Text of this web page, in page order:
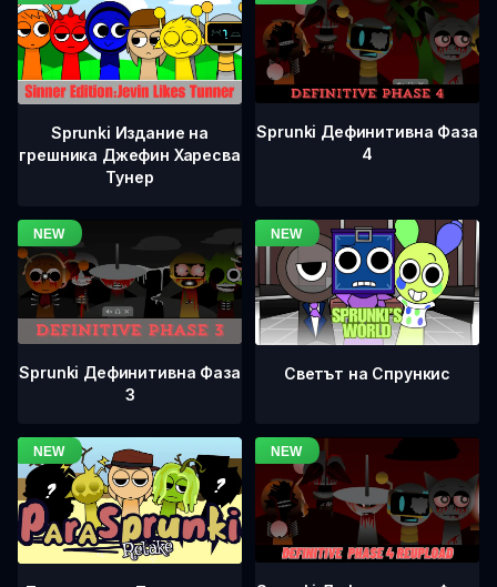
Sprunki Издание на
грешника Джефин Харесва
Тунер
Sprunki Дефинитивна Фаза
4
Sprunki Дефинитивна Фаза
3
Светът на Спрункис